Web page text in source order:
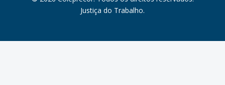
Justiça do Trabalho.